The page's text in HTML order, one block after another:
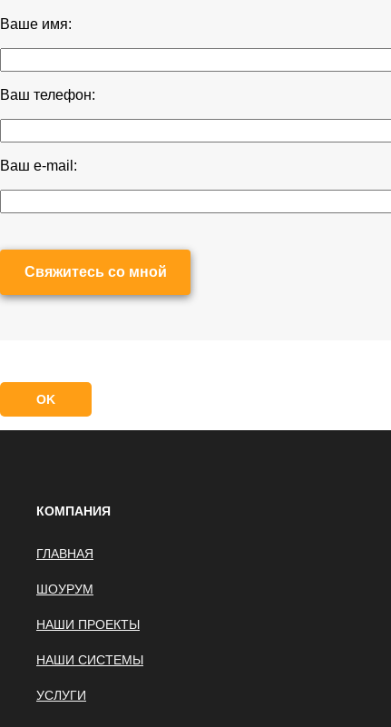
Ваше имя:
Ваш телефон:
Ваш e-mail:
Свяжитесь со мной
OK
КОМПАНИЯ
ГЛАВНАЯ
ШОУРУМ
НАШИ ПРОЕКТЫ
НАШИ СИСТЕМЫ
УСЛУГИ